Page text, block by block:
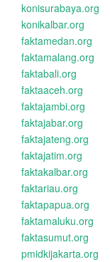
konisurabaya.org
konikalbar.org
faktamedan.org
faktamalang.org
faktabali.org
faktaaceh.org
faktajambi.org
faktajabar.org
faktajateng.org
faktajatim.org
faktakalbar.org
faktariau.org
faktapapua.org
faktamaluku.org
faktasumut.org
pmidkijakarta.org